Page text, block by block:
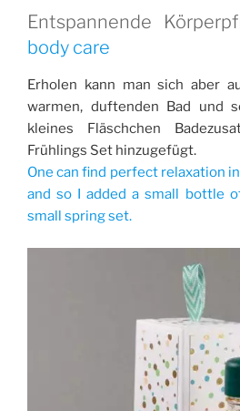
Entspannende
body care
Erholen kann man sich aber
warmen, duftenden Bad und
kleines Fläschchen
Frühlings Set hinzugefügt.
One can find perfect relaxation
and so I added a small bottle
small spring set.